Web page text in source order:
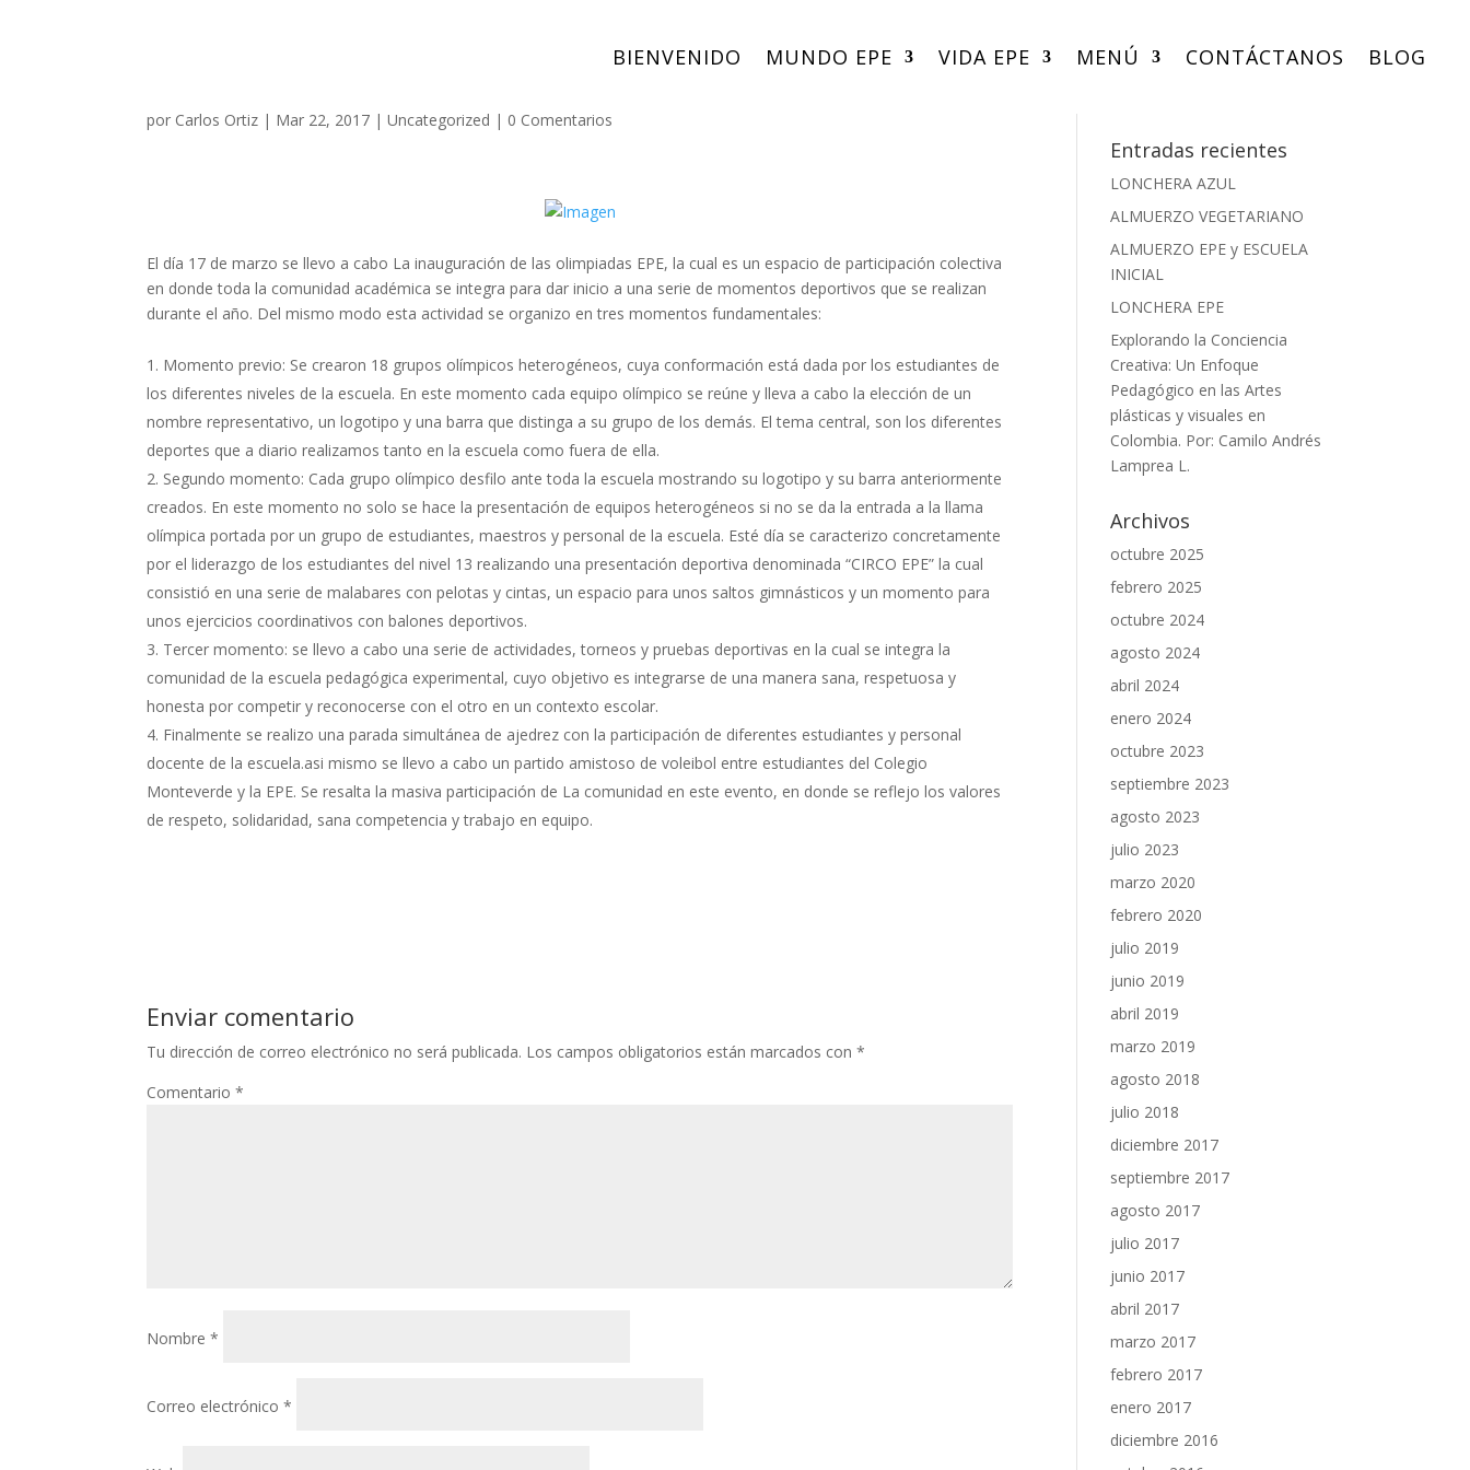
BIENVENIDO MUNDO EPE VIDA EPE MENÚ CONTÁCTANOS BLOG
por Carlos Ortiz | Mar 22, 2017 |Uncategorized | 0 Comentarios
El día 17 de marzo se llevo a cabo La inauguración de las olimpiadas EPE, la cual es un espacio de participación colectiva
en donde toda la comunidad académica se integra para dar inicio a una serie de momentos deportivos que se realizan
durante el año. Del mismo modo esta actividad se organizo en tres momentos fundamentales:
Momento previo: Se crearon 18 grupos olímpicos heterogéneos, cuya conformación está dada por los estudiantes de
los diferentes niveles de la escuela. En este momento cada equipo olímpico se reúne y lleva a cabo la elección de un
nombre representativo, un logotipo y una barra que distinga a su grupo de los demás. El tema central, son los diferentes
deportes que a diario realizamos tanto en la escuela como fuera de ella.
Segundo momento: Cada grupo olímpico desfilo ante toda la escuela mostrando su logotipo y su barra anteriormente
creados. En este momento no solo se hace la presentación de equipos heterogéneos si no se da la entrada a la llama
olímpica portada por un grupo de estudiantes, maestros y personal de la escuela. Esté día se caracterizo concretamente
por el liderazgo de los estudiantes del nivel 13 realizando una presentación deportiva denominada “CIRCO EPE” la cual
consistió en una serie de malabares con pelotas y cintas, un espacio para unos saltos gimnásticos y un momento para
unos ejercicios coordinativos con balones deportivos.
Tercer momento: se llevo a cabo una serie de actividades, torneos y pruebas deportivas en la cual se integra la
comunidad de la escuela pedagógica experimental, cuyo objetivo es integrarse de una manera sana, respetuosa y
honesta por competir y reconocerse con el otro en un contexto escolar.
Finalmente se realizo una parada simultánea de ajedrez con la participación de diferentes estudiantes y personal
docente de la escuela.asi mismo se llevo a cabo un partido amistoso de voleibol entre estudiantes del Colegio
Monteverde y la EPE. Se resalta la masiva participación de La comunidad en este evento, en donde se reflejo los valores
de respeto, solidaridad, sana competencia y trabajo en equipo.
Enviar comentario
Tu dirección de correo electrónico no será publicada. Los campos obligatorios están marcados con*
Comentario*
Nombre*
Correo electrónico*
Entradas recientes
LONCHERA AZUL
ALMUERZO VEGETARIANO
ALMUERZO EPE y ESCUELA
INICIAL
LONCHERA EPE
Explorando la Conciencia
Creativa: Un Enfoque
Pedagógico en las Artes
plásticas y visuales en
Colombia. Por: Camilo Andrés
Lamprea L.
Archivos
octubre 2025
febrero 2025
octubre 2024
agosto 2024
abril 2024
enero 2024
octubre 2023
septiembre 2023
agosto 2023
julio 2023
marzo 2020
febrero 2020
julio 2019
junio 2019
abril 2019
marzo 2019
agosto 2018
julio 2018
diciembre 2017
septiembre 2017
agosto 2017
julio 2017
junio 2017
abril 2017
marzo 2017
febrero 2017
enero 2017
diciembre 2016